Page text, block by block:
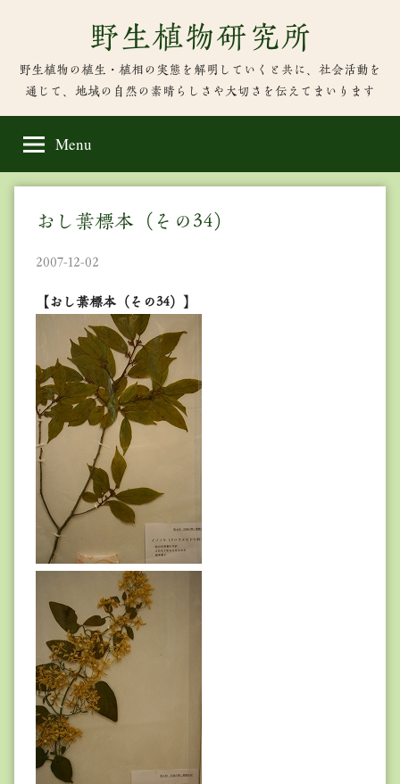
content
野生植物研究所
野生植物の植生・植相の実態を解明していくと共に、社会活動を
通じて、地域の自然の素晴らしさや大切さを伝えてまいります
Menu
おし葉標本（その34）
2007-12-02
【おし葉標本（その34）】